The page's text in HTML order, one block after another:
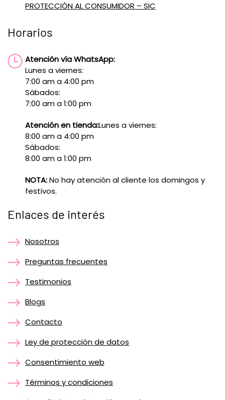
PROTECCIÓN AL CONSUMIDOR – SIC
Horarios
Atención vía WhatsApp:
Lunes a viernes:
7:00 am a 4:00 pm
Sábados:
7:00 am a 1:00 pm
Atención en tienda:Lunes a viernes:
8:00 am a 4:00 pm
Sábados:
8:00 am a 1:00 pm
NOTA:No hay atención al cliente los domingos y
festivos.
Enlaces de interés
Nosotros
Preguntas frecuentes
Testimonios
Blogs
Contacto
Ley de protección de datos
Consentimiento web
Términos y condiciones